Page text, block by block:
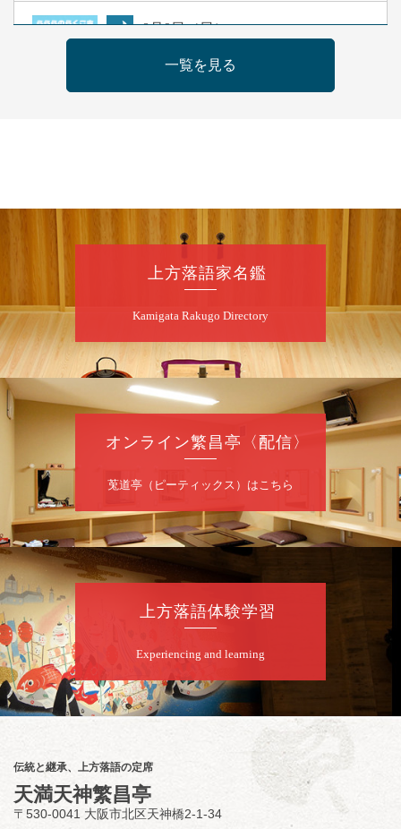
8月9日（日）
らららのらくご会④
桂雀太「まんじゅうこわい」／桂三度「青
お問合せ：らららのらくご会予約事務局
090-6976-1777 email：
lalalanorakugo@gmail.com
昼
桂九寿玉／桂弥太郎／桂かい枝※／けんたと
ももえ（音曲漫才）※／笑福亭三喬／桂米二
～仲入～桂咲之輔／林家染団治／渡辺あきら
（ジャグリング）／笑福亭松枝（※…配信は
ございません）
★菟道亭配信あり
夜
8月10日（月）
桂慶治朗 月例奮闘落語会 八月席
桂慶治朗「鉄砲勇助」「植木屋娘」ほか一席
／桂弥壱「開口一番」
前売2,000円 当日2,500円
お問合せ：慶治朗落語会事務局 090-8126-
2020
★菟道亭配信あり
配信の
購入はこちらをクリック
8月11日（火）
一覧を見る
上方落語家名鑑
Kamigata Rakugo Directory
オンライン繁昌亭〈配信〉
莵道亭（ピーティックス）はこちら
上方落語体験学習
Experiencing and learning
伝統と継承、上方落語の定席
天満天神繁昌亭
〒530-0041 大阪市北区天神橋2-1-34